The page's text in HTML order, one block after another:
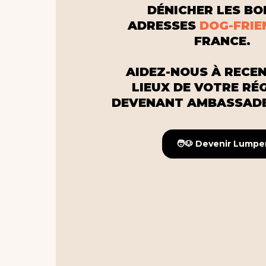
DÉNICHER LES
ADRESSES DOG-
FRANCE.
AIDEZ-NOUS À
LIEUX DE VOTRE
DEVENANT
🧑🐶 Devenir
🧑🐶 Devenir